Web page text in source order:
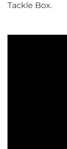
Tackle Box.